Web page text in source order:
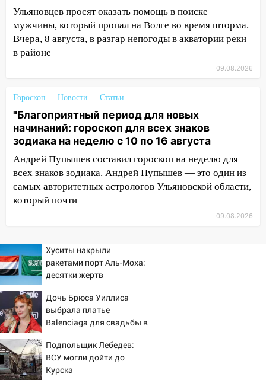
11:55 Соцсети: светофор упал на
машину во время сильного ливня в
Ульяновске
11:00
В Ульяновской области люди в
10:13
Прокуратура подвела итоги
недели в Ульяновской области
09:18 Из-за ливня заблокировано
движение трамваев в Ульяновске
09:15
Ураган, изнасилование ребенка,
автоподставы и атака беспилотников:
важные итоги прошедшей недели в
Ульяновской области
трамвайную и троллейбусную
инфраструктуру после шторма
08:19
Внимание! В Цильнинском районе
пропал 67-летний мужчина
08:11
На Ульяновск снова надвигается
непогода
07:30
Евро-3 вместо Евро-5: что
означают классы бензина и можно ли
заливать «старое» топливо в
Ульяновцев просят оказать помощь в поиске
мужчины, который пропал на Волге во время шторма.
Вчера, 8 августа, в разгар непогоды в акватории реки
в районе
09.08.2026
Гороскоп Новости Статьи
"Благоприятный период для новых
начинаний: гороскоп для всех знаков
зодиака на неделю с 10 по 16 августа
Андрей Пупышев составил гороскоп на неделю для
всех знаков зодиака. Андрей Пупышев — это один из
самых авторитетных астрологов Ульяновской области,
который почти
09.08.2026
Хуситы накрыли
ракетами порт Аль-Моха:
десятки жертв
Дочь Брюса Уиллиса
выбрала платье
Balenciaga для свадьбы в
Подпольщик Лебедев:
ВСУ могли дойти до
Курска